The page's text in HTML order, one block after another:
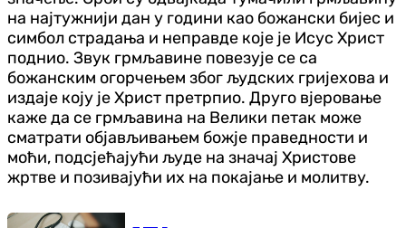
на најтужнији дан у години као божански бијес и
симбол страдања и неправде које је Исус Христ
поднио. Звук грмљавине повезује се са
божанским огорчењем због људских гријехова и
издаје коју је Христ претрпио. Друго вјеровање
каже да се грмљавина на Велики петак може
сматрати објављивањем божје праведности и
моћи, подсјећајући људе на значај Христове
жртве и позивајући их на покајање и молитву.